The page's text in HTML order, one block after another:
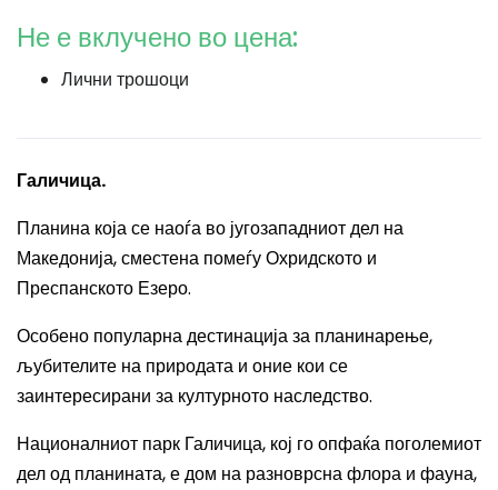
Не е вклучено во цена:
Лични трошоци
Галичица.
Планина која се наоѓа во југозападниот дел на
Македонија, сместена помеѓу Охридското и
Преспанското Езеро.
Особено популарна дестинација за планинарење,
љубителите на природата и оние кои се
заинтересирани за културното наследство.
Националниот парк Галичица, кој го опфаќа поголемиот
дел од планината, е дом на разноврсна флора и фауна,